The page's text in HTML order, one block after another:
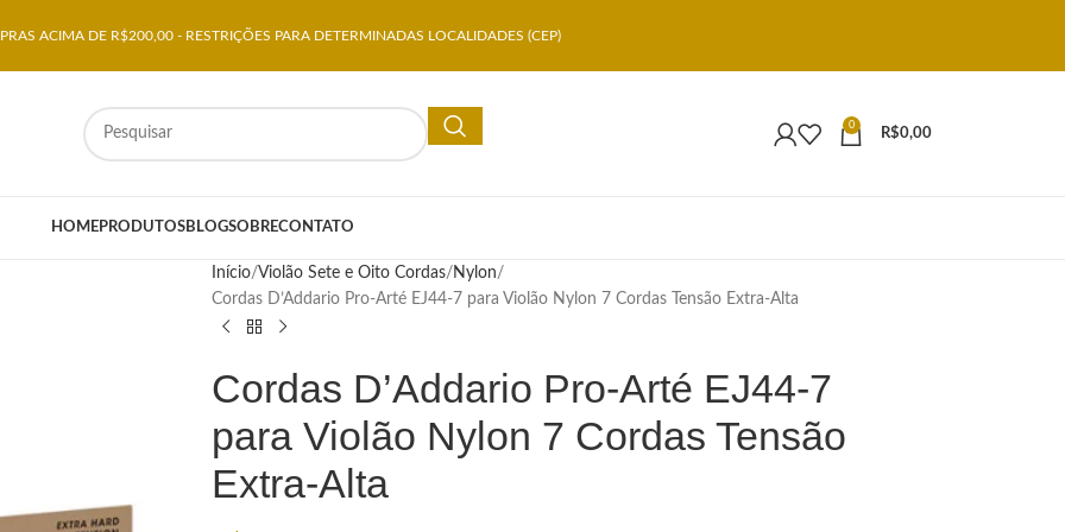
ACIMA DE R$200,00 - RESTRIÇÕES PARA DETERMINADAS LOCALIDADES (CEP)
0
R$0,00
HOMEPRODUTOSBLOGSOBRECONTATO
Início Violão Sete e Oito Cordas Nylon
Cordas D’Addario Pro-Arté EJ44-7 para Violão Nylon 7 Cordas Tensão Extra-Alta
Cordas D’Addario Pro-Arté EJ44-7
para Violão Nylon 7 Cordas Tensão
Extra-Alta